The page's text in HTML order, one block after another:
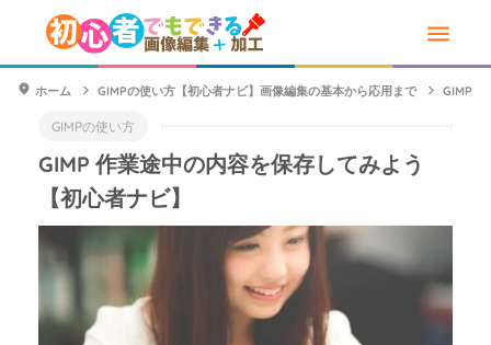
ホーム GIMPの使い方【初心者ナビ】画像編集の基本から応用まで GIMP
GIMPの使い方
GIMP 作業途中の内容を保存してみよう
【初心者ナビ】